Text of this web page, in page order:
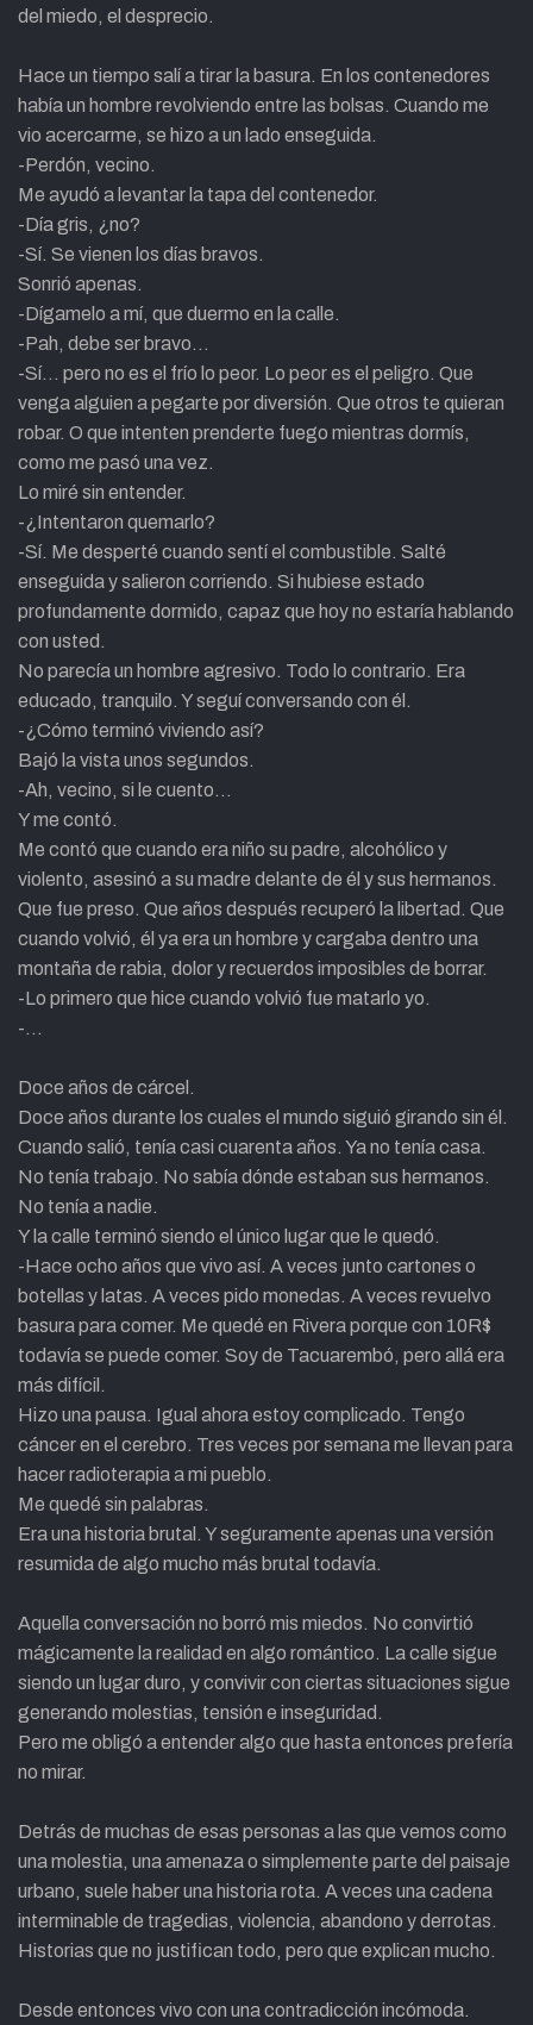
del miedo, el desprecio.
Hace un tiempo salí a tirar la basura. En los contenedores
había un hombre revolviendo entre las bolsas. Cuando me
vio acercarme, se hizo a un lado enseguida.
-Perdón, vecino.
Me ayudó a levantar la tapa del contenedor.
-Día gris, ¿no?
-Sí. Se vienen los días bravos.
Sonrió apenas.
-Dígamelo a mí, que duermo en la calle.
-Pah, debe ser bravo…
-Sí… pero no es el frío lo peor. Lo peor es el peligro. Que
venga alguien a pegarte por diversión. Que otros te quieran
robar. O que intenten prenderte fuego mientras dormís,
como me pasó una vez.
Lo miré sin entender.
-¿Intentaron quemarlo?
-Sí. Me desperté cuando sentí el combustible. Salté
enseguida y salieron corriendo. Si hubiese estado
profundamente dormido, capaz que hoy no estaría hablando
con usted.
No parecía un hombre agresivo. Todo lo contrario. Era
educado, tranquilo. Y seguí conversando con él.
-¿Cómo terminó viviendo así?
Bajó la vista unos segundos.
-Ah, vecino, si le cuento…
Y me contó.
Me contó que cuando era niño su padre, alcohólico y
violento, asesinó a su madre delante de él y sus hermanos.
Que fue preso. Que años después recuperó la libertad. Que
cuando volvió, él ya era un hombre y cargaba dentro una
montaña de rabia, dolor y recuerdos imposibles de borrar.
-Lo primero que hice cuando volvió fue matarlo yo.
-…
Doce años de cárcel.
Doce años durante los cuales el mundo siguió girando sin él.
Cuando salió, tenía casi cuarenta años. Ya no tenía casa.
No tenía trabajo. No sabía dónde estaban sus hermanos.
No tenía a nadie.
Y la calle terminó siendo el único lugar que le quedó.
-Hace ocho años que vivo así. A veces junto cartones o
botellas y latas. A veces pido monedas. A veces revuelvo
basura para comer. Me quedé en Rivera porque con 10R$
todavía se puede comer. Soy de Tacuarembó, pero allá era
más difícil.
Hizo una pausa. Igual ahora estoy complicado. Tengo
cáncer en el cerebro. Tres veces por semana me llevan para
hacer radioterapia a mi pueblo.
Me quedé sin palabras.
Era una historia brutal. Y seguramente apenas una versión
resumida de algo mucho más brutal todavía.
Aquella conversación no borró mis miedos. No convirtió
mágicamente la realidad en algo romántico. La calle sigue
siendo un lugar duro, y convivir con ciertas situaciones sigue
generando molestias, tensión e inseguridad.
Pero me obligó a entender algo que hasta entonces prefería
no mirar.
Detrás de muchas de esas personas a las que vemos como
una molestia, una amenaza o simplemente parte del paisaje
urbano, suele haber una historia rota. A veces una cadena
interminable de tragedias, violencia, abandono y derrotas.
Historias que no justifican todo, pero que explican mucho.
Desde entonces vivo con una contradicción incómoda.